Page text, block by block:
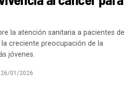
y pop en su último trabajo,
Kaotiko, veterana banda
celebró su 25
‘XX5’. El siguiente fin de
de Les Testarudes, el día 18, un
la atención sanitaria a pacientes de
creciente preocupación de la
jóvenes.
26/01/2026